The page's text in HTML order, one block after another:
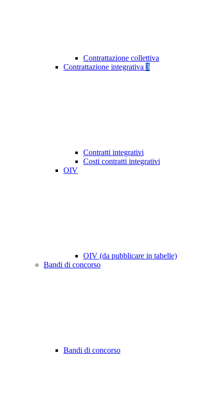
Contrattazione collettiva
Contrattazione integrativa 3
Contratti integrativi
Costi contratti integrativi
OIV
OIV (da pubblicare in tabelle)
Bandi di concorso
Bandi di concorso